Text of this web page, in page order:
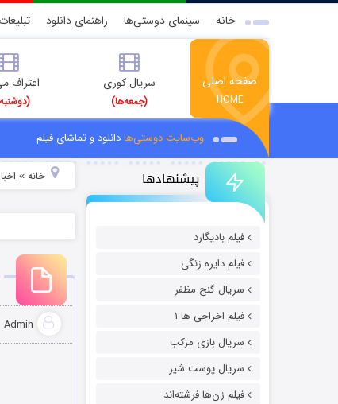
خانه سینمای دوستی‌ها راهنمای دانلود تبلیغات
صفحه اصلی
HOME
سریال کوری
(جمعه‌ها)
اعتراف
وب‌سایت دوستی‌هادانلود و تماشای فیلم
پیشنهادها
فیلم بادیگارد
فیلم دایره زنگی
سریال گنج مظفر
فیلم اخراجی ها ۱
سریال بازی مرکب
سریال پوست شیر
فیلم زن‌ها فرشته‌اند
خانه»
Admin